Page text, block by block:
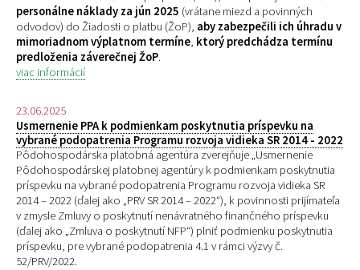
personálne náklady za jún 2025 (vrátane miezd a povinných
odvodov) do Žiadosti o platbu (ŽoP), aby zabezpečili ich úhradu v
mimoriadnom výplatnom termíne, ktorý predchádza termínu
predloženia záverečnej ŽoP.
viac informácií
23.06.2025
Usmernenie PPA k podmienkam poskytnutia príspevku na
vybrané podopatrenia Programu rozvoja vidieka SR 2014 - 2022
Pôdohospodárska platobná agentúra zverejňuje „Usmernenie
Pôdohospodárskej platobnej agentúry k podmienkam poskytnutia
príspevku na vybrané podopatrenia Programu rozvoja vidieka SR
2014 – 2022 (ďalej ako „PRV SR 2014 – 2022“), k povinnosti prijímateľa
v zmysle Zmluvy o poskytnutí nenávratného finančného príspevku
(ďalej ako „Zmluva o poskytnutí NFP“) plniť podmienku poskytnutia
príspevku, prevybrané podopatrenia 4.1 v rámci výzvy č.
52/PRV/2022.